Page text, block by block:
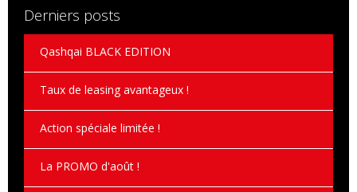
Derniers posts
Qashqai BLACK EDITION
Taux de leasing avantageux !
Action spéciale limitée !
La PROMO d'août !